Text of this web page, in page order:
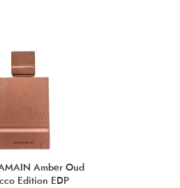
Amber Oud
Edition EDP